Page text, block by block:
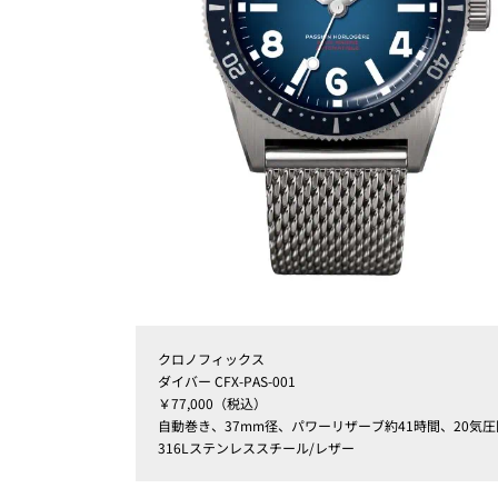
クロノフィックス
ダイバー CFX-PAS-001
￥77,000（税込）
自動巻き、37mm径、パワーリザーブ約41時間、20気
316Lステンレススチール/レザー